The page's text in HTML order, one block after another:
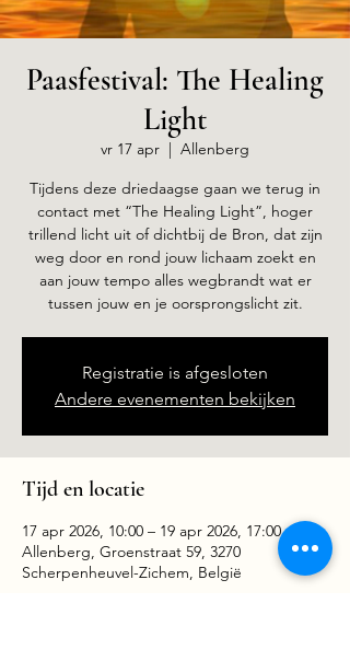
Paasfestival: The Healing
Light
vr 17 apr
  |
Allenberg
Tijdens deze driedaagse gaan we terug in
contact met “The Healing Light”, hoger
trillend licht uit of dichtbij de Bron, dat zijn
weg door en rond jouw lichaam zoekt en
aan jouw tempo alles wegbrandt wat er
tussen jouw en je oorsprongslicht zit.
Registratie is afgesloten
Andere evenementen bekijken
Tijd en locatie
17 apr 2026, 10:00 – 19 apr 2026, 17:00
Allenberg, Groenstraat 59, 3270
Scherpenheuvel-Zichem, België